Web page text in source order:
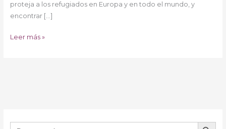
proteja a los refugiados en Europa y en todo el mundo, y
encontrar […]
Leer más »
Buscar: BOTÓN DE